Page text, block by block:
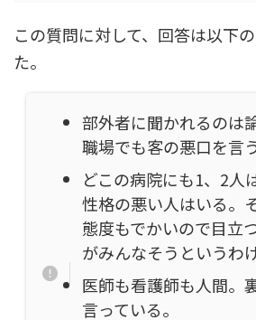
この質問に対して、回答は以下
た。
部外者に聞かれるのは
職場でも客の悪口を言
どこの病院にも1、2人
性格の悪い人はいる。
態度もでかいので目立
がみんなそうというわ
医師も看護師も人間。
言っている。